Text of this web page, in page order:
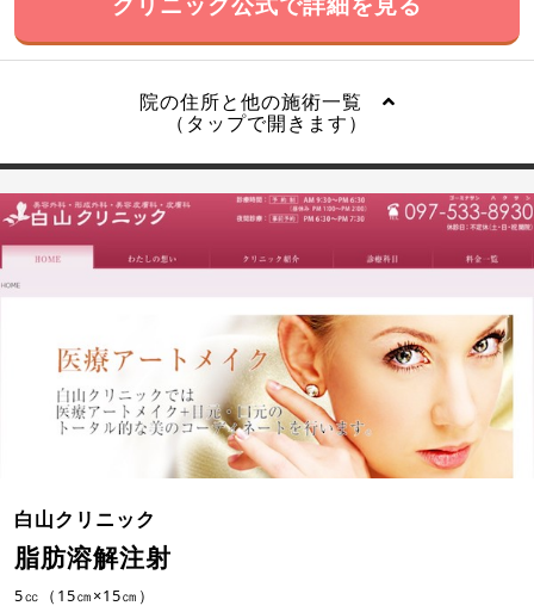
院の住所と他の施術一覧
（タップで開きます）
白山クリニック
脂肪溶解注射
5㏄（15㎝×15㎝）